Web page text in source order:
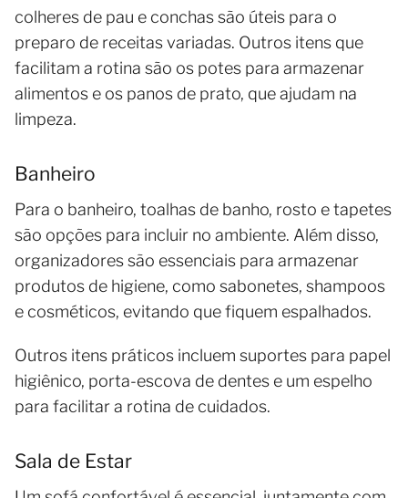
colheres de pau e conchas são úteis para o
preparo de receitas variadas. Outros itens que
facilitam a rotina são os potes para armazenar
alimentos e os panos de prato, que ajudam na
limpeza.
Banheiro
Para o banheiro, toalhas de banho, rosto e tapetes
são opções para incluir no ambiente. Além disso,
organizadores são essenciais para armazenar
produtos de higiene, como sabonetes, shampoos
e cosméticos, evitando que fiquem espalhados.
Outros itens práticos incluem suportes para papel
higiênico, porta-escova de dentes e um espelho
para facilitar a rotina de cuidados.
Sala de Estar